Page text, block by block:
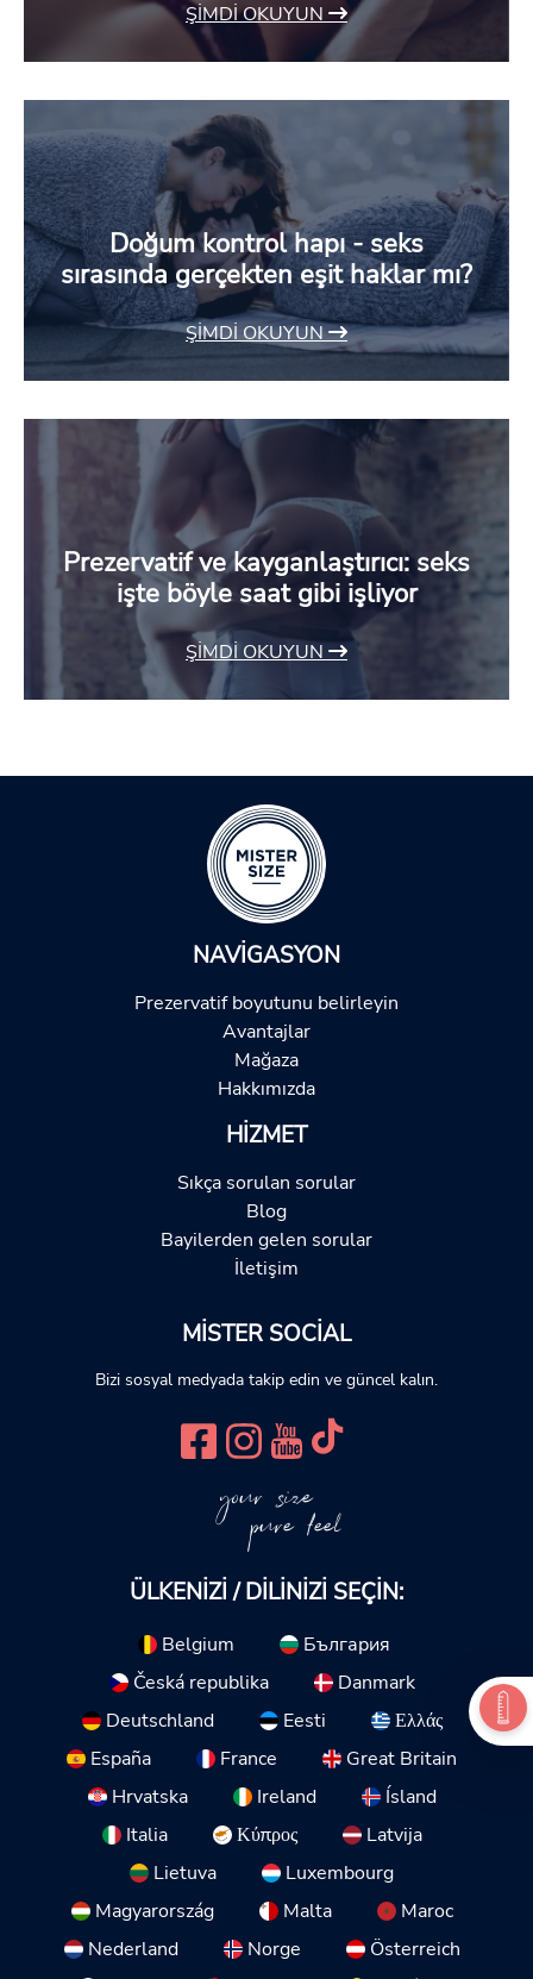
ŞIMDI OKUYUN
Doğum kontrol hapı - seks
sırasında gerçekten eşit haklar mı?
ŞIMDI OKUYUN
Prezervatif ve kayganlaştırıcı: seks
işte böyle saat gibi işliyor
ŞIMDI OKUYUN
NAVIGASYON
Prezervatif boyutunu belirleyin
Avantajlar
Mağaza
Hakkımızda
HIZMET
Sıkça sorulan sorular
Blog
Bayilerden gelen sorular
İletişim
MISTER SOCIAL
Bizi sosyal medyada takip edin ve güncel kalın.
your size
pure feel
ÜLKENIZI / DILINIZI SEÇIN:
Belgium
България
Česká republika
Danmark
Deutschland
Eesti
Ελλάς
España
France
Great Britain
Hrvatska
Ireland
Ísland
Italia
Κύπρος
Latvija
Lietuva
Luxembourg
Magyarország
Malta
Maroc
Nederland
Norge
Österreich